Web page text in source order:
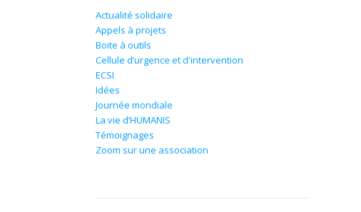
Actualité solidaire
Appels à projets
Boite à outils
Cellule d’urgence et d'intervention
ECSI
Idées
Journée mondiale
La vie d’HUMANIS
Témoignages
Zoom sur une association